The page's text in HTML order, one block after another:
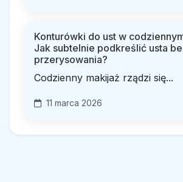
Konturówki do ust w
Jak subtelnie podkreślić usta
przerysowania?
Codzienny makijaż rządzi się...
11 marca 2026